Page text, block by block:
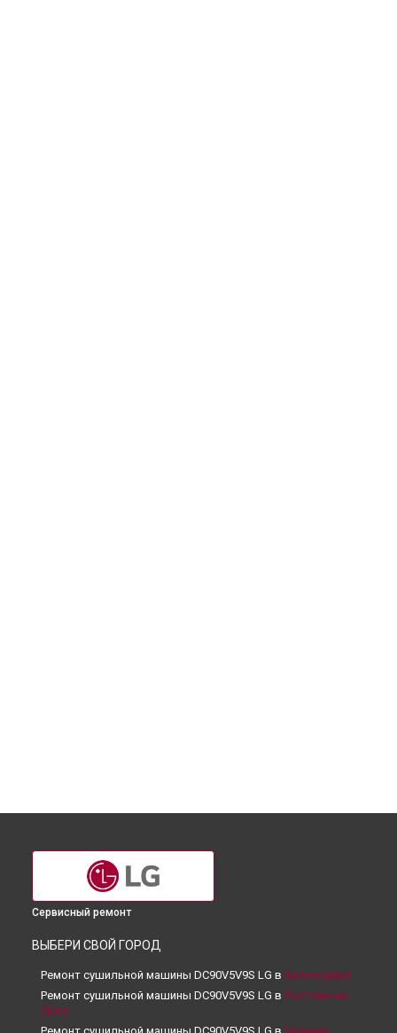
Сервисный ремонт
ВЫБЕРИ СВОЙ ГОРОД
Ремонт сушильной машины DC90V5V9S LG в Краснодаре
Ремонт сушильной машины DC90V5V9S LG в Ростове-на-
Дону